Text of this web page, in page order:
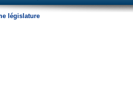
législature